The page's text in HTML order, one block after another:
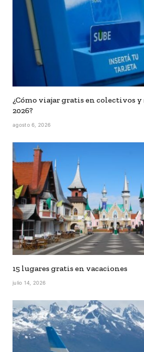
¿Cómo viajar gratis en colectivos y
2026?
agosto 6, 2026
15 lugares gratis en vacaciones
julio 14, 2026